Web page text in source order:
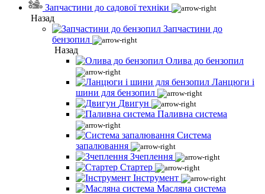
Запчастини до садової техніки
Назад
Запчастини до
бензопил
Назад
Олива до бензопил
Ланцюги і
шини для бензопил
Двигун
Паливна система
Система
запалювання
Зчеплення
Стартер
Інструмент
Масляна система